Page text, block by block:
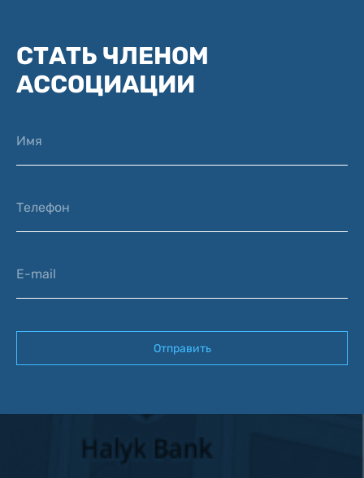
СТАТЬ ЧЛЕНОМ
АССОЦИАЦИИ
Имя
Телефон
E-mail
Отправить